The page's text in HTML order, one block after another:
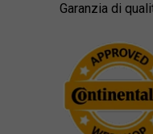
Garanzia di